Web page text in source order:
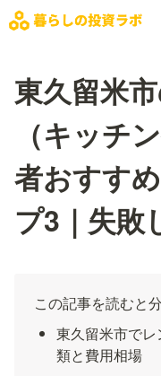
東久留米
（キッチ
者おすす
プ3｜失敗
この記事を読むと
東久留米市で
類と費用相場